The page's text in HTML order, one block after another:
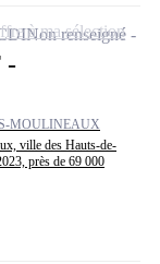
-
MOULINEAUX
ville des Hauts-de-
près de 69 000
Non renseigné
à ma sélection